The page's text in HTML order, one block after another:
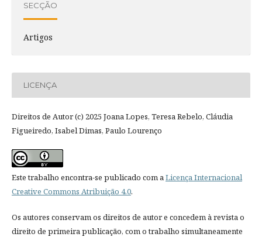
SECÇÃO
Artigos
LICENÇA
Direitos de Autor (c) 2025 Joana Lopes, Teresa Rebelo, Cláudia
Figueiredo, Isabel Dimas, Paulo Lourenço
Este trabalho encontra-se publicado com aLicença Internacional
Creative Commons Atribuição 4.0.
Os autores conservam os direitos de autor e concedem à revista o
direito de primeira publicação, com o trabalho simultaneamente